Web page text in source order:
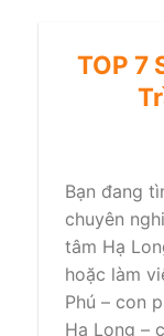
TOP 7
Bạn đang
chuyên
tâm Hạ
hoặc làm
Phú – con
Hạ Long –